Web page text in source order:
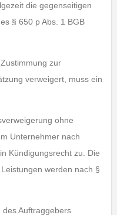
die gegenseitigen
§ 650 p Abs. 1 BGB
zur
verweigert, muss ein
ohne
Unternehmer nach
Kündigungsrecht zu. Die
werden nach §
Auftraggebers